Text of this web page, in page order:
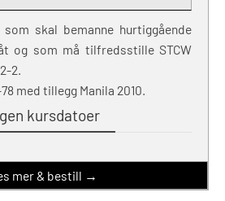
skal bemanne hurtiggående
og som må tilfredsstille STCW
2.
med tillegg Manila 2010.
kursdatoer
mer & bestill →